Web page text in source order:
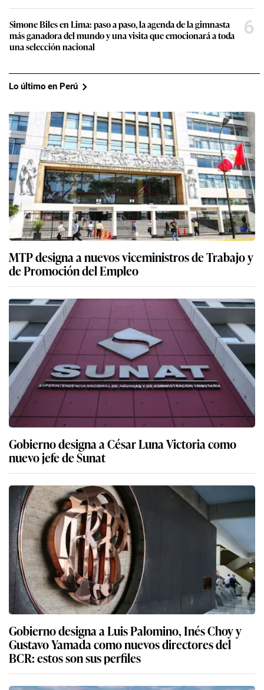
Simone Biles en Lima: paso a paso, la agenda de la gimnasta
más ganadora del mundo y una visita que emocionará a toda
una selección nacional
6
Lo último en Perú
MTP designa a nuevos viceministros de Trabajo y
de Promoción del Empleo
Gobierno designa a César Luna Victoria como
nuevo jefe de Sunat
Gobierno designa a Luis Palomino, Inés Choy y
Gustavo Yamada como nuevos directores del
BCR: estos son sus perfiles